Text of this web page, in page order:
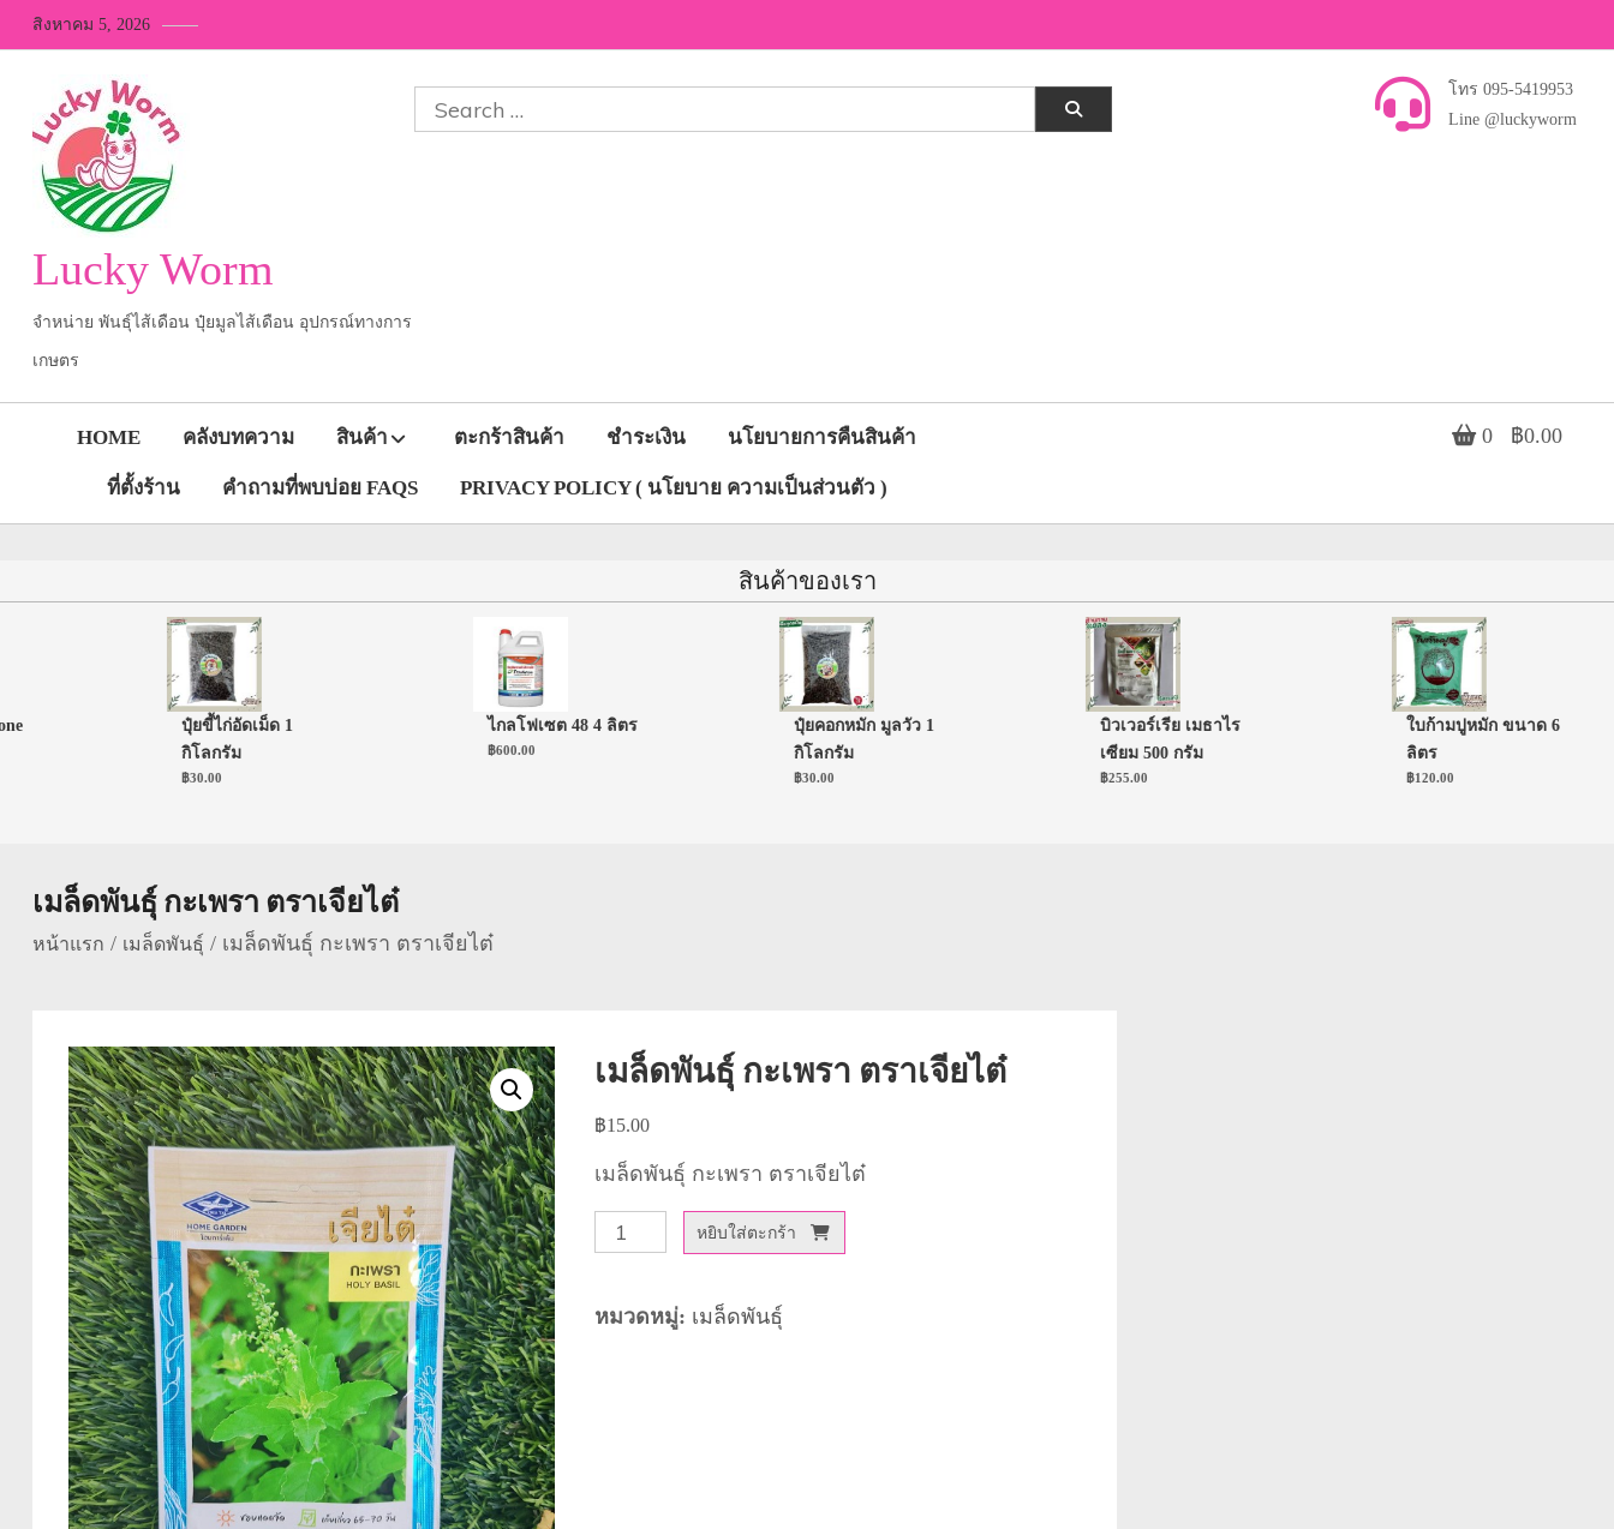
Skip
to
สิงหาคม 5, 2026
Lucky Worm
จำหน่าย พันธุ์ไส้เดือน ปุ๋ยมูลไส้เดือน อุปกรณ์ทางการ
เกษตร
Search
โทร 095-5419953
Line @luckyworm
HOME คลังบทความ สินค้า ตะกร้าสินค้า ชำระเงิน นโยบายการคืนสินค้า
ที่ตั้งร้าน คำถามที่พบบ่อย FAQS PRIVACY POLICY ( นโยบาย ความเป็นส่วนตัว )
0 ฿0.00
สินค้าของเรา
ปุ๋ยขี้ไก่อัดเม็ด 1
กิโลกรัม
30.00
ไกลโฟเซต 48 4 ลิตร
600.00
ปุ๋ยคอกหมัก มูลวัว 1
กิโลกรัม
30.00
บิวเวอร์เรีย เมธาไร
เซียม 500 กรัม
255.00
ใบก้ามปูหมัก ขนาด 6
ลิตร
120.00
เมล็ดพันธุ์ กะเพรา ตราเจียไต๋
หน้าแรก / เมล็ดพันธุ์ / เมล็ดพันธุ์ กะเพรา ตราเจียไต๋
เมล็ดพันธุ์ กะเพรา ตราเจียไต๋
฿15.00
เมล็ดพันธุ์ กะเพรา ตราเจียไต๋
จำนวน
พันธุ์
หยิบใส่ตะกร้า
หมวดหมู่: เมล็ดพันธุ์